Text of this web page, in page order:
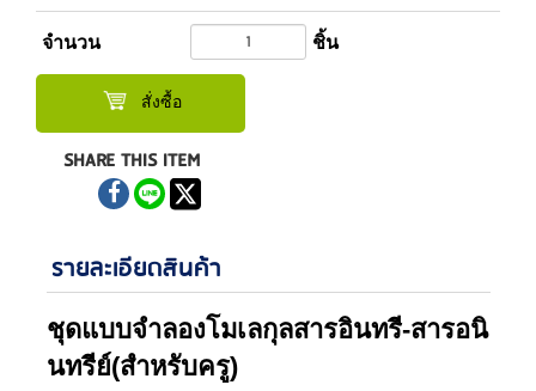
จำนวน ชิ้น
สั่งซื้อ
SHARE THIS ITEM
รายละเอียดสินค้า
ชุดแบบจำลองโมเลกุลสารอินทรี-สารอนิ
นทรีย์(สำหรับครู)